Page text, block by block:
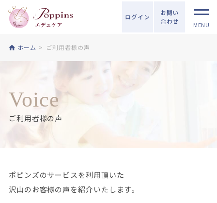
ログイン
お問い
合わせ
MENU
ホーム ご利用者様の声
Voice
ご利用者様の声
ポピンズのサービスを利用頂いた
沢山のお客様の声を紹介いたします。